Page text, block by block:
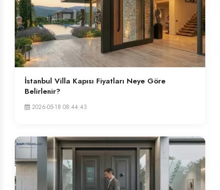
İstanbul Villa Kapısı Fiyatları Neye Göre
Belirlenir?
2026-05-18 08:44:43